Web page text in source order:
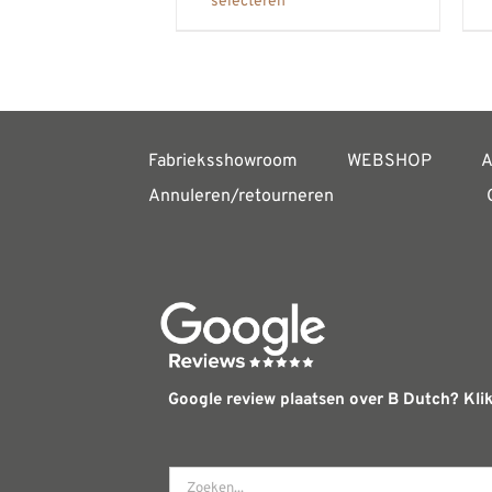
variaties.
op
de
Fabrieksshowroom WEBSHOP
Annuleren/retourneren
Google review plaatsen over B Dutch?